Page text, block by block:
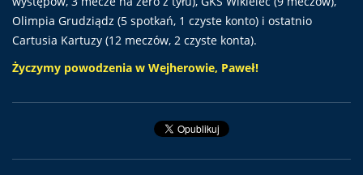
Olimpia Grudziądz (5 spotkań, 1 czyste konto) i ostatnio
Cartusia Kartuzy (12 meczów, 2 czyste konta).
Życzymy powodzenia w Wejherowie, Paweł!